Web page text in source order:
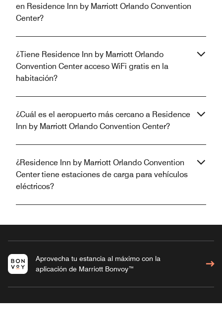
en Residence Inn by Marriott Orlando Convention
Center?
¿Tiene Residence Inn by Marriott Orlando
Convention Center acceso WiFi gratis en la
habitación?
¿Cuál es el aeropuerto más cercano a Residence
Inn by Marriott Orlando Convention Center?
¿Residence Inn by Marriott Orlando Convention
Center tiene estaciones de carga para vehículos
eléctricos?
Aprovecha tu estancia al máximo con la
aplicación de Marriott Bonvoy™